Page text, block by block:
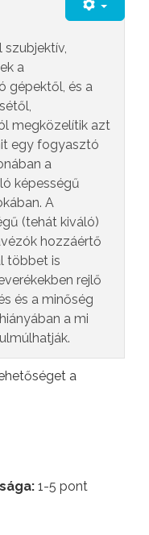
a
gépektől, és a
megközelítik azt
egy fogyasztó
a
képességű
A
(tehát kiváló)
hozzáértő
többet is
rejlő
és a minőség
a mi
a
1-5 pont